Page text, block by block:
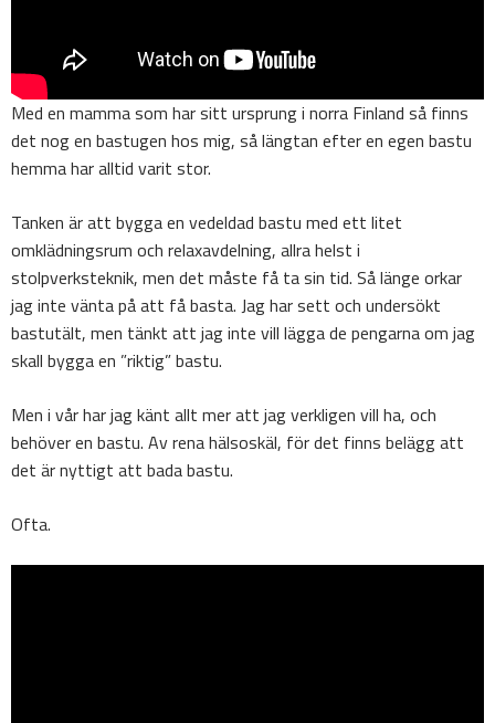
Med en mamma som har sitt ursprung i norra Finland så finns
det nog en bastugen hos mig, så längtan efter en egen bastu
hemma har alltid varit stor.
Tanken är att bygga en vedeldad bastu med ett litet
omklädningsrum och relaxavdelning, allra helst i
stolpverksteknik, men det måste få ta sin tid. Så länge orkar
jag inte vänta på att få basta. Jag har sett och undersökt
bastutält, men tänkt att jag inte vill lägga de pengarna om jag
skall bygga en ”riktig” bastu.
Men i vår har jag känt allt mer att jag verkligen vill ha, och
behöver en bastu. Av rena hälsoskäl, för det finns belägg att
det är nyttigt att bada bastu.
Ofta.